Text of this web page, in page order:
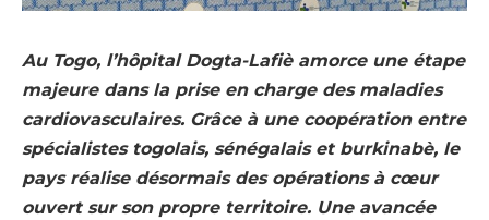
Au Togo, l’hôpital Dogta-Lafiè amorce une étape
majeure dans la prise en charge des maladies
cardiovasculaires. Grâce à une coopération entre
spécialistes togolais, sénégalais et burkinabè, le
pays réalise désormais des opérations à cœur
ouvert sur son propre territoire. Une avancée